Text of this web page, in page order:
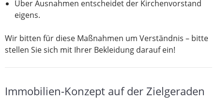
Über Ausnahmen entscheidet der Kirchenvorstand
eigens.
Wir bitten für diese Maßnahmen um Verständnis – bitte
stellen Sie sich mit Ihrer Bekleidung darauf ein!
Immobilien-Konzept auf der Zielgeraden